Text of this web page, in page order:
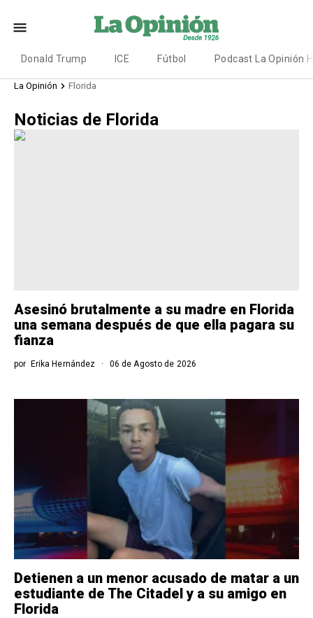
Donald Trump ICE Fútbol Podcast La Opinión
La Opinión Florida
Noticias de Florida
Asesinó brutalmente a su madre en Florida
una semana después de que ella pagara su
fianza
por Erika Hernández 06 de Agosto de 2026
Detienen a un menor acusado de matar a un
estudiante de The Citadel y a su amigo en
Florida